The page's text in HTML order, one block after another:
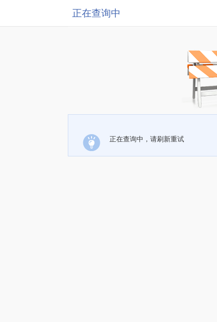
正在查询中
正在查询中，请刷新重试